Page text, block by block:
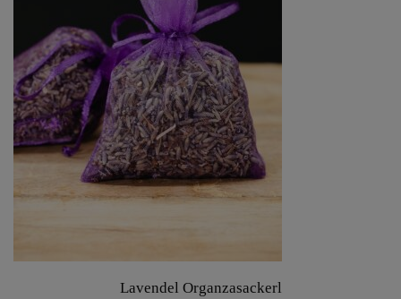
Lavendel Organzasackerl